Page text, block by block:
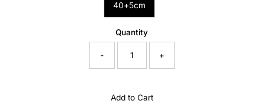
40+5cm
Quantity
- +
Add to Cart